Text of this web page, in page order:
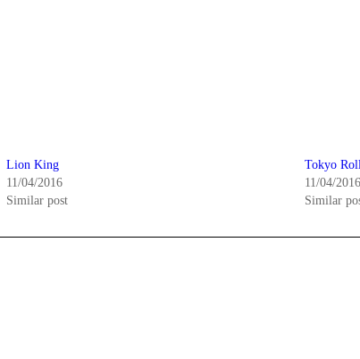
Lion King
11/04/2016
Similar post
Tokyo Roll
11/04/2016
Similar